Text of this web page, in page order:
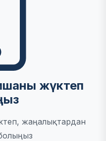
жүктеп
жаңалықтардан